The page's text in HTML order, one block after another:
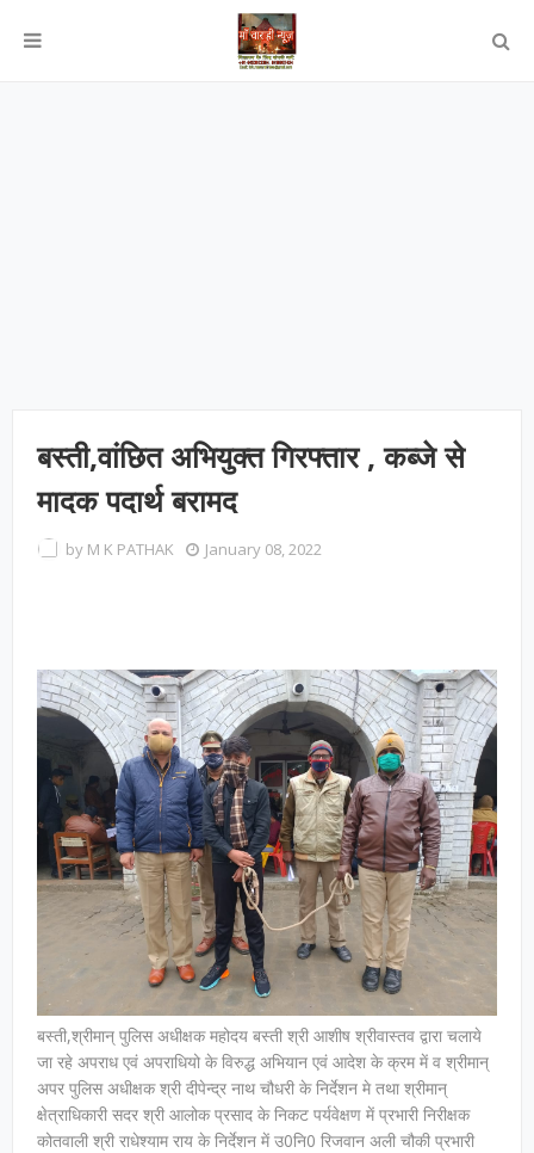
बस्ती,वांछित अभियुक्त गिरफ्तार , कब्जे से
मादक पदार्थ बरामद
by M K PATHAK January 08, 2022
बस्ती,श्रीमान् पुलिस अधीक्षक महोदय बस्ती श्री आशीष श्रीवास्तव द्वारा चलाये
जा रहे अपराध एवं अपराधियो के विरुद्ध अभियान एवं आदेश के क्रम में व श्रीमान्
अपर पुलिस अधीक्षक श्री दीपेन्द्र नाथ चौधरी के निर्देशन मे तथा श्रीमान्
क्षेत्राधिकारी सदर श्री आलोक प्रसाद के निकट पर्यवेक्षण में प्रभारी निरीक्षक
कोतवाली श्री राधेश्याम राय के निर्देशन में उ0नि0 रिजवान अली चौकी प्रभारी